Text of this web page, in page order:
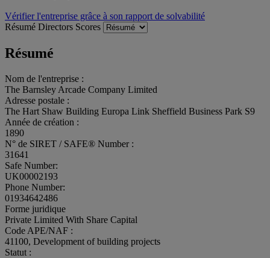
Vérifier l'entreprise grâce à son rapport de solvabilité
Résumé Directors Scores
Résumé
Nom de l'entreprise :
The Barnsley Arcade Company Limited
Adresse postale :
The Hart Shaw Building Europa Link Sheffield Business Park S9
Année de création :
1890
N° de SIRET / SAFE® Number :
31641
Safe Number:
UK00002193
Phone Number:
01934642486
Forme juridique
Private Limited With Share Capital
Code APE/NAF :
41100, Development of building projects
Statut :